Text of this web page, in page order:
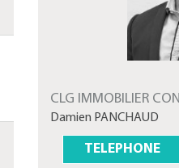
CLG IMMOBILIER
Damien PANCHAUD
TELEPHONE